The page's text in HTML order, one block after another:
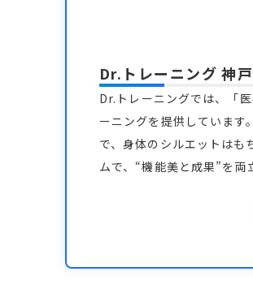
Dr.トレーニング 神
Dr.トレーニングでは、「
ーニングを提供しています
で、身体のシルエットはも
ムで、“機能美と成果”を両